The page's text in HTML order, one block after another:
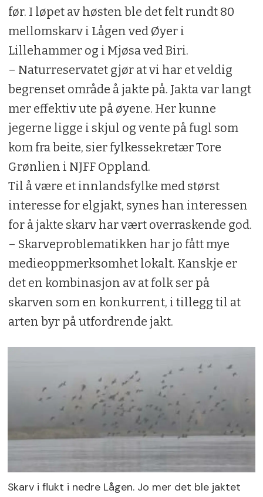
før. I løpet av høsten ble det felt rundt 80
mellomskarv i Lågen ved Øyer i
Lillehammer og i Mjøsa ved Biri.
– Naturreservatet gjør at vi har et veldig
begrenset område å jakte på. Jakta var langt
mer effektiv ute på øyene. Her kunne
jegerne ligge i skjul og vente på fugl som
kom fra beite, sier fylkessekretær Tore
Grønlien i NJFF Oppland.
Til å være et innlandsfylke med størst
interesse for elgjakt, synes han interessen
for å jakte skarv har vært overraskende god.
– Skarveproblematikken har jo fått mye
medieoppmerksomhet lokalt. Kanskje er
det en kombinasjon av at folk ser på
skarven som en konkurrent, i tillegg til at
arten byr på utfordrende jakt.
Skarv i flukt i nedre Lågen. Jo mer det ble jaktet